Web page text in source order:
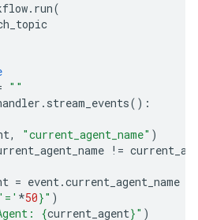
. run(
""
. stream_events():
, "current_agent_name" )
!=
= event.current_agent_name
'=' *50}" )
{current_agent}" )